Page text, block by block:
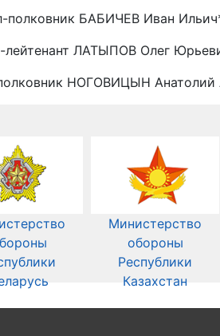
полковник БАБИЧЕВ Иван
лейтенант ЛАТЫПОВ Олег
НОГОВИЦЫН Анатолий
Министерство
обороны
Республики
Казахстан